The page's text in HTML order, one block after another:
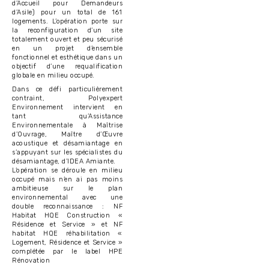
d’Accueil pour Demandeurs
d’Asile) pour un total de 161
logements. L’opération porte sur
la reconfiguration d’un site
totalement ouvert et peu sécurisé
en un projet d’ensemble
fonctionnel et esthétique dans un
objectif d’une requalification
globale en milieu occupé.
Dans ce défi particulièrement
contraint, Polyexpert
Environnement intervient en
tant qu’Assistance
Environnementale à Maîtrise
d’Ouvrage, Maître d’Œuvre
acoustique et désamiantage en
s’appuyant sur les spécialistes du
désamiantage, d’IDEA Amiante.
L’opération se déroule en milieu
occupé mais n’en ai pas moins
ambitieuse sur le plan
environnemental avec une
double reconnaissance : NF
Habitat HQE Construction «
Résidence et Service » et NF
habitat HQE réhabilitation «
Logement, Résidence et Service »
complétée par le label HPE
Rénovation